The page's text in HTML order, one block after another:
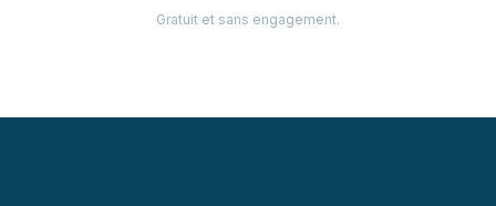
Gratuit et sans engagement.